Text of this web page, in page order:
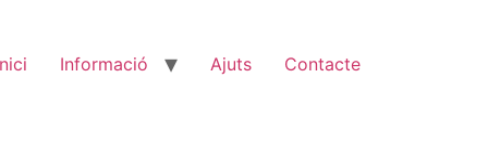
Informació Ajuts Contacte